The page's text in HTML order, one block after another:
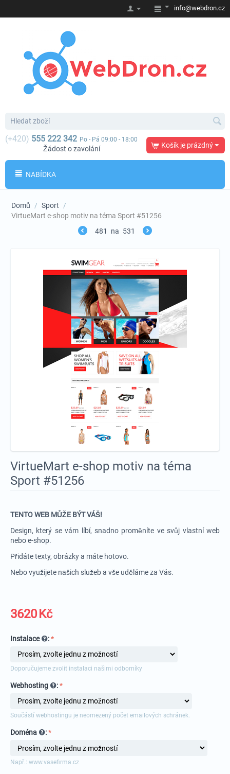
info@webdron.cz
(+420) 555 222 342 Po - Pá 09:00 - 18:00
Žádost o zavolání Košík je prázdný
NABÍDKA
Domů / Sport
/
VirtueMart e-shop motiv na téma Sport #51256
481
na 531
VirtueMart e-shop motiv na téma
Sport #51256
TENTO WEB MŮŽE BÝT VÁŠ!
Design, který se vám líbí, snadno proměníte ve svůj vlastní web
nebo e-shop.
Přidáte texty, obrázky a máte hotovo.
Nebo využijete našich služeb a vše uděláme za Vás.
3620Kč
Instalace :
Doporučujeme zvolit instalaci našimi odborníky
Webhosting :
Součástí webhostingu je neomezený počet emailových schránek.
Doména :
Např.: www.vasefirma.cz